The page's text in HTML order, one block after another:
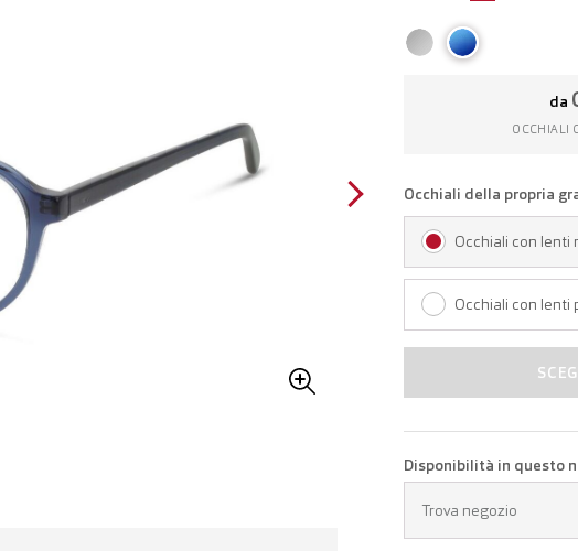
da
OCCHIALI
Occhiali della propria
Occhiali con lenti
Occhiali con lenti
Disponibilità in questo
Trova negozio